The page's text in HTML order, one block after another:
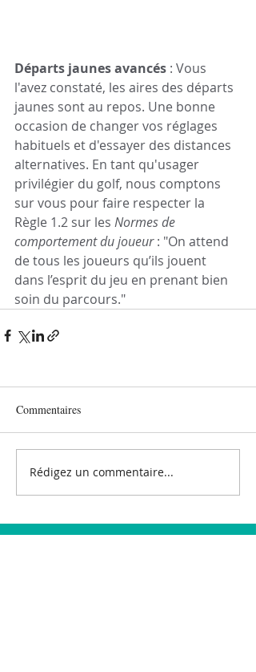
Départs jaunes avancés : Vous
l'avez constaté, les aires des départs
jaunes sont au repos. Une bonne
occasion de changer vos réglages
habituels et d'essayer des distances
alternatives. En tant qu'usager
privilégier du golf, nous comptons
sur vous pour faire respecter la
Règle 1.2 sur les Normes de
comportement du joueur : "On attend
de tous les joueurs qu’ils jouent
dans l’esprit du jeu en prenant bien
soin du parcours."
Commentaires
Rédigez un commentaire...